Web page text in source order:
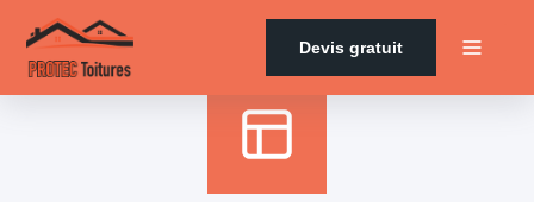
Devis gratuit